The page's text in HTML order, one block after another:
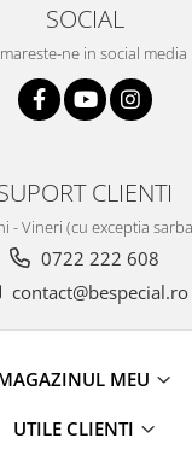
SOCIAL
ne in social media
CLIENTI
- Vineri (cu exceptia
0722 222 608
contact@bespecial.ro
MEU
UTILE CLIENTI